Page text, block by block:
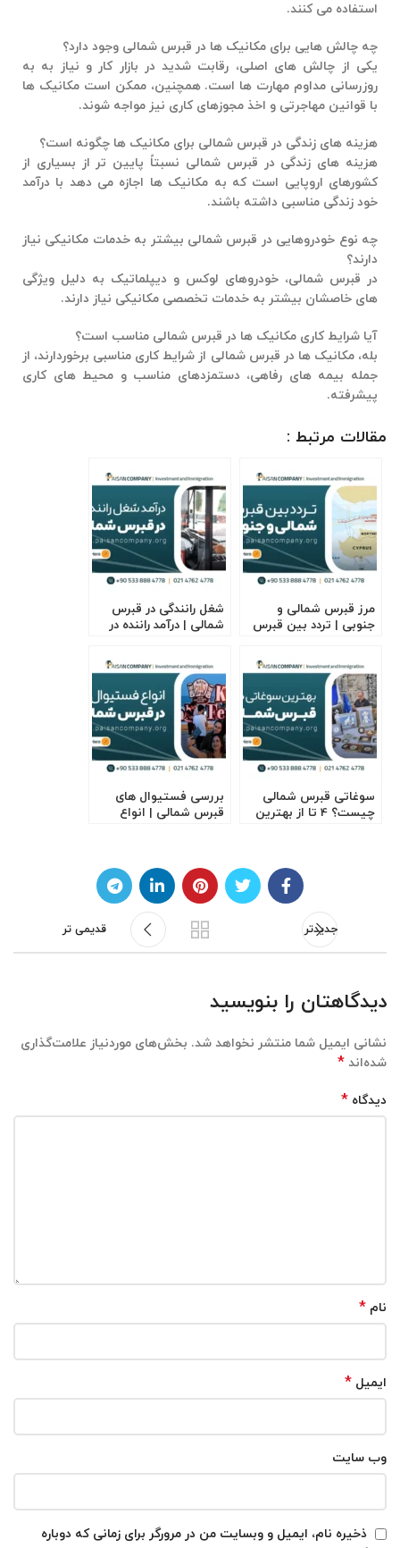
استفاده می کنند.
چه چالش هایی برای مکانیک ها در قبرس شمالی وجود دارد؟
یکی از چالش های اصلی، رقابت شدید در بازار کار و نیاز به به
روزرسانی مداوم مهارت ها است. همچنین، ممکن است مکانیک ها
با قوانین مهاجرتی و اخذ مجوزهای کاری نیز مواجه شوند.
هزینه های زندگی در قبرس شمالی برای مکانیک ها چگونه است؟
هزینه های زندگی در قبرس شمالی نسبتاً پایین تر از بسیاری از
کشورهای اروپایی است که به مکانیک ها اجازه می دهد با درآمد
خود زندگی مناسبی داشته باشند.
چه نوع خودروهایی در قبرس شمالی بیشتر به خدمات مکانیکی نیاز
دارند؟
در قبرس شمالی، خودروهای لوکس و دیپلماتیک به دلیل ویژگی
های خاصشان بیشتر به خدمات تخصصی مکانیکی نیاز دارند.
آیا شرایط کاری مکانیک ها در قبرس شمالی مناسب است؟
بله، مکانیک ها در قبرس شمالی از شرایط کاری مناسبی برخوردارند، از
جمله بیمه های رفاهی، دستمزدهای مناسب و محیط های کاری
پیشرفته.
مقالات مرتبط :
مرز قبرس شمالی و
جنوبی | تردد بین قبرس
شغل رانندگی در قبرس
شمالی | درآمد راننده در
سوغاتی قبرس شمالی
چیست؟ 4 تا از بهترین
بررسی فستیوال های
قبرس شمالی | انواع
جدیدتر قدیمی تر
دیدگاهتان را بنویسید
نشانی ایمیل شما منتشر نخواهد شد. بخش‌های موردنیاز علامت‌گذاری
شده‌اند *
دیدگاه *
نام *
ایمیل *
وب‌ سایت
ذخیره نام، ایمیل و وبسایت من در مرورگر برای زمانی که دوباره